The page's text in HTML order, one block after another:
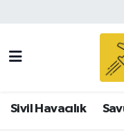
Sivil Havacılık